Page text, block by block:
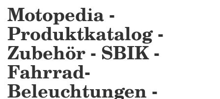
Motopedia -
Produktkatalog -
Zubehör - SBIK -
Fahrrad-
Beleuchtungen -